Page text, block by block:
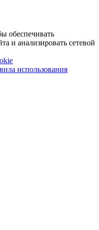
обеспечивать
и анализировать сетевой
использования